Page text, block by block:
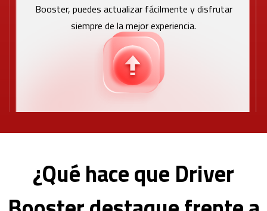
Booster, puedes actualizar fácilmente y disfrutar
siempre de la mejor experiencia.
¿Qué hace que Driver